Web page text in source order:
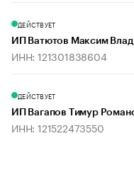
ДЕЙСТВУЕТ
ИП Ватютов Максим
ИНН: 121301838604
ДЕЙСТВУЕТ
ИП Вагапов Тимур
ИНН: 121522473550